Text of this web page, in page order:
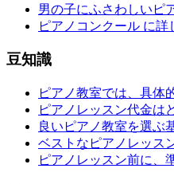
男の子にふさわしいピ
ピアノコンクール に詳
豆知識
ピアノ教室では、具体
ピアノレッスン代金は
良いピアノ教室を選ぶ
ベストなピアノレッス
ピアノレッスン前に、